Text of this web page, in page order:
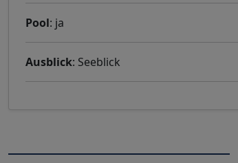
Pool: ja
Ausblick: Seeblick